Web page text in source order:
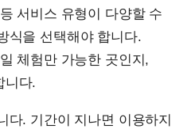
서비스 유형이 다양할 수
식을 선택해야 합니다.
체험만 가능한 곳인지,
니다.
다. 기간이 지나면 이용하지